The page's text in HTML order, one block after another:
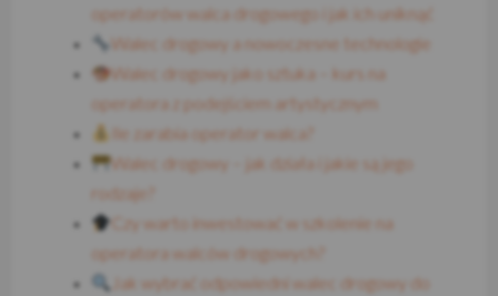
operatorów walca drogowego i jak ich uniknąć
Walec drogowy a nowoczesne technologie
Walec drogowy jako sztuka – kurs na
operatora z podejściem artystycznym
Ile zarabia operator walca?
Walec drogowy – jak działa i jakie są jego
rodzaje?
Czy warto inwestować w szkolenie na
operatora walców drogowych?
Jak wybrać odpowiedni walec drogowy do